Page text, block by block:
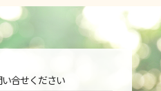
合せください